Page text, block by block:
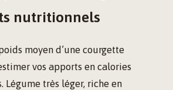
nutritionnels
moyen d’une courgette
vos apports en calories
Légume très léger, riche en